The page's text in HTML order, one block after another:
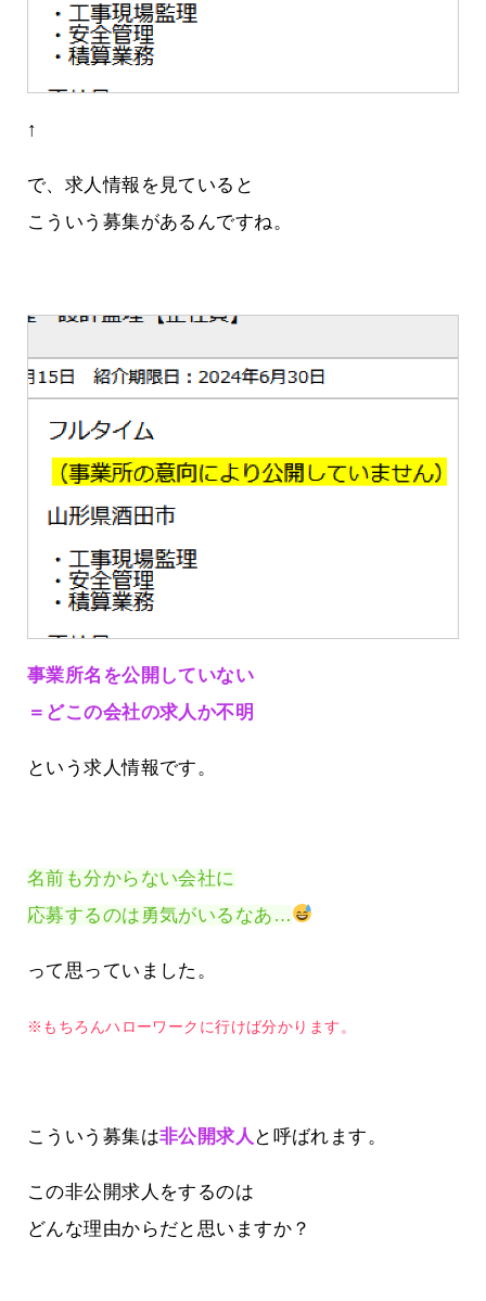
↑
で、求人情報を見ていると
こういう募集があるんですね。
事業所名を公開していない
＝どこの会社の求人か不明
という求人情報です。
名前も分からない会社に
応募するのは勇気がいるなあ…
って思っていました。
※もちろんハローワークに行けば分かります。
こういう募集は非公開求人 と呼ばれます。
この非公開求人をするのは
どんな理由からだと思いますか？